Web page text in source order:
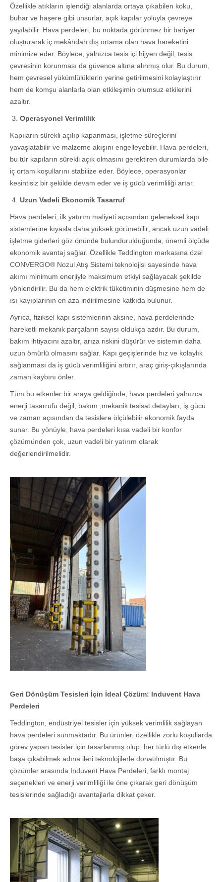
Özellikle atıkların işlendiği alanlarda ortaya çıkabilen koku,
buhar ve haşere gibi unsurlar, açık kapılar yoluyla çevreye
yayılabilir. Hava perdeleri, bu noktada görünmez bir bariyer
oluşturarak iç mekândan dış ortama olan hava hareketini
minimize eder. Böylece, yalnızca tesis içi hijyen değil, tesis
çevresinin korunması da güvence altına alınmış olur. Bu durum,
hem çevresel yükümlülüklerin yerine getirilmesini kolaylaştırır
hem de komşu alanlarla olan etkileşimin olumsuz etkilerini
azaltır.
Operasyonel Verimlilik
Kapıların sürekli açılıp kapanması, işletme süreçlerini
yavaşlatabilir ve malzeme akışını engelleyebilir. Hava perdeleri,
bu tür kapıların sürekli açık olmasını gerektiren durumlarda bile
iç ortam koşullarını stabilize eder. Böylece, operasyonlar
kesintisiz bir şekilde devam eder ve iş gücü verimliliği artar.
Uzun Vadeli Ekonomik Tasarruf
Hava perdeleri, ilk yatırım maliyeti açısından geleneksel kapı
sistemlerine kıyasla daha yüksek görünebilir; ancak uzun vadeli
işletme giderleri göz önünde bulundurulduğunda, önemli ölçüde
ekonomik avantaj sağlar. Özellikle Teddington markasına özel
CONVERGO® Nozul Atış Sistemi teknolojisi sayesinde hava
akımı minimum enerjiyle maksimum etkiyi sağlayacak şekilde
yönlendirilir. Bu da hem elektrik tüketiminin düşmesine hem de
ısı kayıplarının en aza indirilmesine katkıda bulunur.
Ayrıca, fiziksel kapı sistemlerinin aksine, hava perdelerinde
hareketli mekanik parçaların sayısı oldukça azdır. Bu durum,
bakım ihtiyacını azaltır, arıza riskini düşürür ve sistemin daha
uzun ömürlü olmasını sağlar. Kapı geçişlerinde hız ve kolaylık
sağlanması da iş gücü verimliliğini artırır, araç giriş-çıkışlarında
zaman kaybını önler.
Tüm bu etkenler bir araya geldiğinde, hava perdeleri yalnızca
enerji tasarrufu değil; bakım ,mekanik tesisat detayları, iş gücü
ve zaman açısından da tesislere ölçülebilir ekonomik fayda
sunar. Bu yönüyle, hava perdeleri kısa vadeli bir konfor
çözümünden çok, uzun vadeli bir yatırım olarak
değerlendirilmelidir.
Geri Dönüşüm Tesisleri İçin İdeal Çözüm: Induvent Hava
Perdeleri
Teddington, endüstriyel tesisler için yüksek verimlilik sağlayan
hava perdeleri sunmaktadır. Bu ürünler, özellikle zorlu koşullarda
görev yapan tesisler için tasarlanmış olup, her türlü dış etkenle
başa çıkabilmek adına ileri teknolojilerle donatılmıştır. Bu
çözümler arasında Induvent Hava Perdeleri, farklı montaj
seçenekleri ve enerji verimliliği ile öne çıkarak geri dönüşüm
tesislerinde sağladığı avantajlarla dikkat çeker.